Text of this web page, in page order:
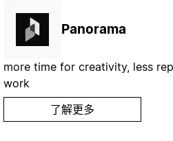
Panorama
more time for creativity, less
work
了解更多